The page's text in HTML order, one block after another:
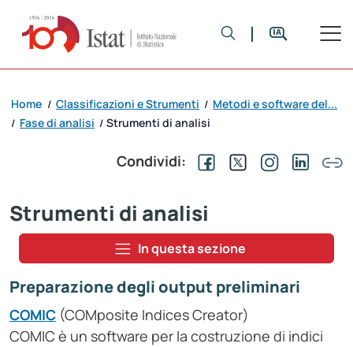
Home / Classificazioni e Strumenti / Metodi e software del...
/ Fase di analisi / Strumenti di analisi
Condividi:
Strumenti di analisi
In questa sezione
Preparazione degli output preliminari
COMIC (COMposite Indices Creator)
COMIC è un software per la costruzione di indici